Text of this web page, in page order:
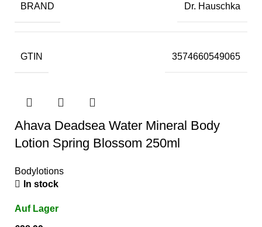
BRAND Dr. Hauschka
GTIN 3574660549065
Ahava Deadsea Water Mineral Body
Lotion Spring Blossom 250ml
Bodylotions
In stock